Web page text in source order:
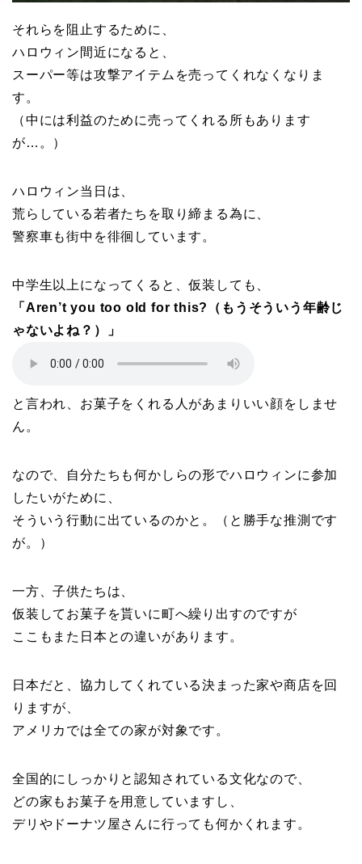
それらを阻止するために、
ハロウィン間近になると、
スーパー等は攻撃アイテムを売ってくれなくなりま
す。
（中には利益のために売ってくれる所もあります
が…。）
ハロウィン当日は、
荒らしている若者たちを取り締まる為に、
警察車も街中を徘徊しています。
中学生以上になってくると、仮装しても、
「Aren’t you too old for this?（もうそういう年齢じ
ゃないよね？）」
と言われ、お菓子をくれる人があまりいい顔をしませ
ん。
なので、自分たちも何かしらの形でハロウィンに参加
したいがために、
そういう行動に出ているのかと。（と勝手な推測です
が。）
一方、子供たちは、
仮装してお菓子を貰いに町へ繰り出すのですが
ここもまた日本との違いがあります。
日本だと、協力してくれている決まった家や商店を回
りますが、
アメリカでは全ての家が対象です。
全国的にしっかりと認知されている文化なので、
どの家もお菓子を用意していますし、
デリやドーナツ屋さんに行っても何かくれます。